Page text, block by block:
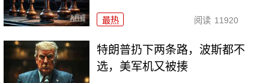
最热 阅读 11920
特朗普扔下两条路，波斯都不
选，美军机又被揍